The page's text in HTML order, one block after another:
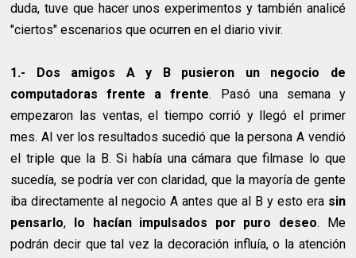
duda, tuve que hacer unos experimentos y también analicé
"ciertos" escenarios que ocurren en el diario vivir.
1.- Dos amigos A y B pusieron un negocio de
computadoras frente a frente. Pasó una semana y
empezaron las ventas, el tiempo corrió y llegó el primer
mes. Al ver los resultados sucedió que la persona A vendió
el triple que la B. Si había una cámara que filmase lo que
sucedía, se podría ver con claridad, que la mayoría de gente
iba directamente al negocio A antes que al B y esto era sin
pensarlo, lo hacían impulsados por puro deseo. Me
podrán decir que tal vez la decoración influía, o la atención